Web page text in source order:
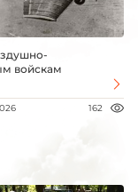
войскам
162